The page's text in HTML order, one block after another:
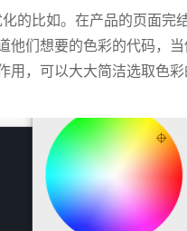
的比如。在产品的页面完
他们想要的色彩的代码，
用，可以大大简洁选取色